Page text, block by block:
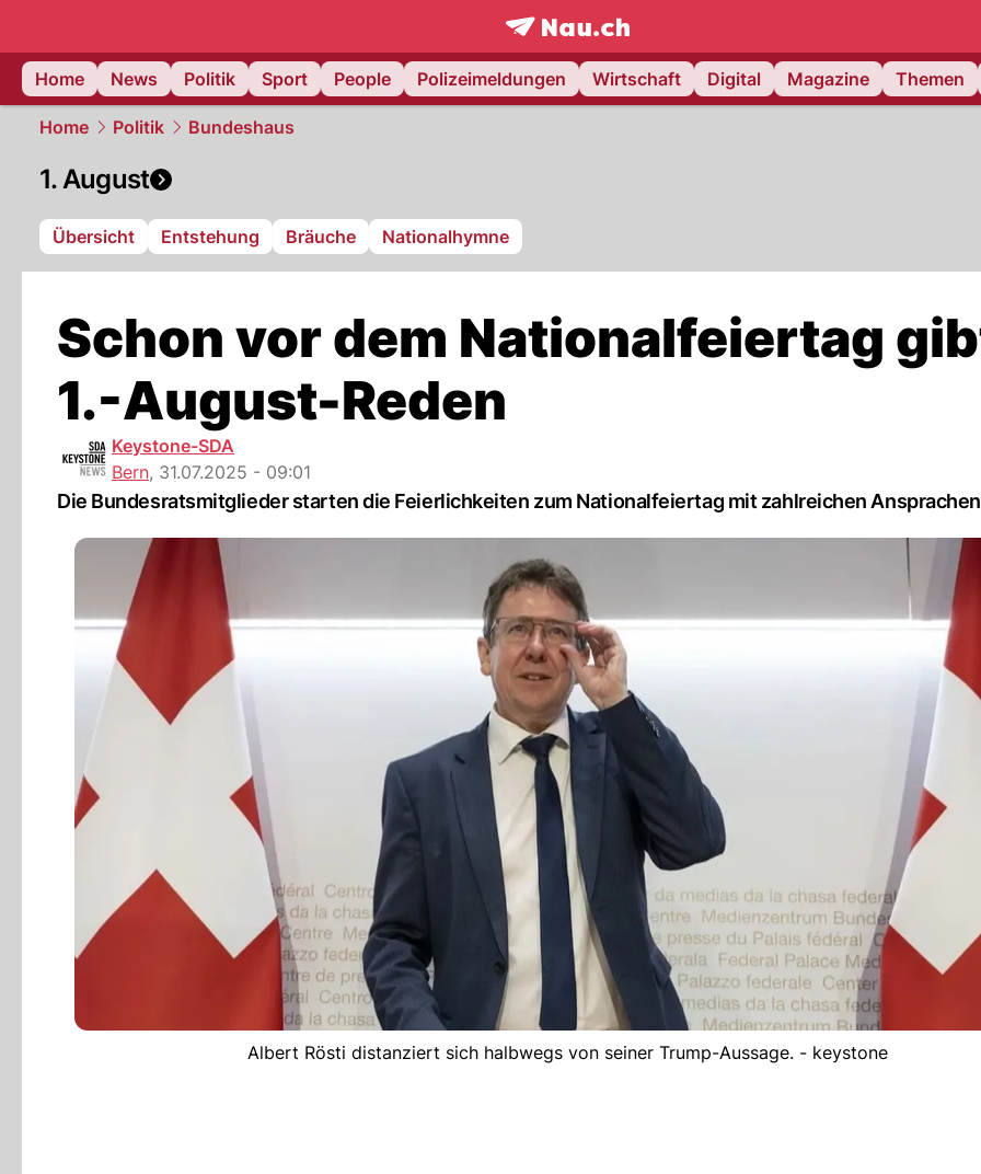
frontpage.NAU.ch
Home
News Politik Sport People Polizeimeldungen Wirtschaft Digital Magazine Themen
Home Politik Bundeshaus
1. August
Übersicht Entstehung Bräuche Nationalhymne
Schon vor dem Nationalfeiertag
1.-August-Reden
Keystone-SDA
Bern, 31.07.2025 - 09:01
Die Bundesratsmitglieder starten die Feierlichkeiten zum Nationalfeiertag mit zahlreichen
Albert Rösti distanziert sich halbwegs von seiner Trump-Aussage. - keystone